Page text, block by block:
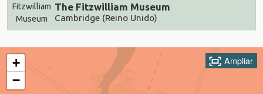
The Fitzwilliam Museum
Cambridge (Reino Unido)
Ampliar
+
−